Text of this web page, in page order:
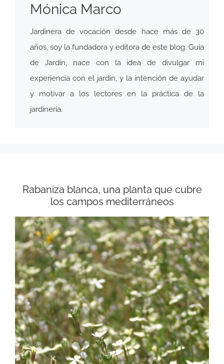
Mónica Marco
Jardinera de vocación desde hace más de 30
años, soy la fundadora y editora de este blog. Guía
de Jardín, nace con la idea de divulgar mi
experiencia con el jardín, y la intención de ayudar
y motivar a los lectores en la práctica de la
jardinería.
Rabaniza blanca, una planta que cubre
los campos mediterráneos